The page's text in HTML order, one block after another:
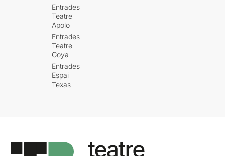
Entrades
Teatre
Apolo
Entrades
Teatre
Goya
Entrades
Espai
Texas